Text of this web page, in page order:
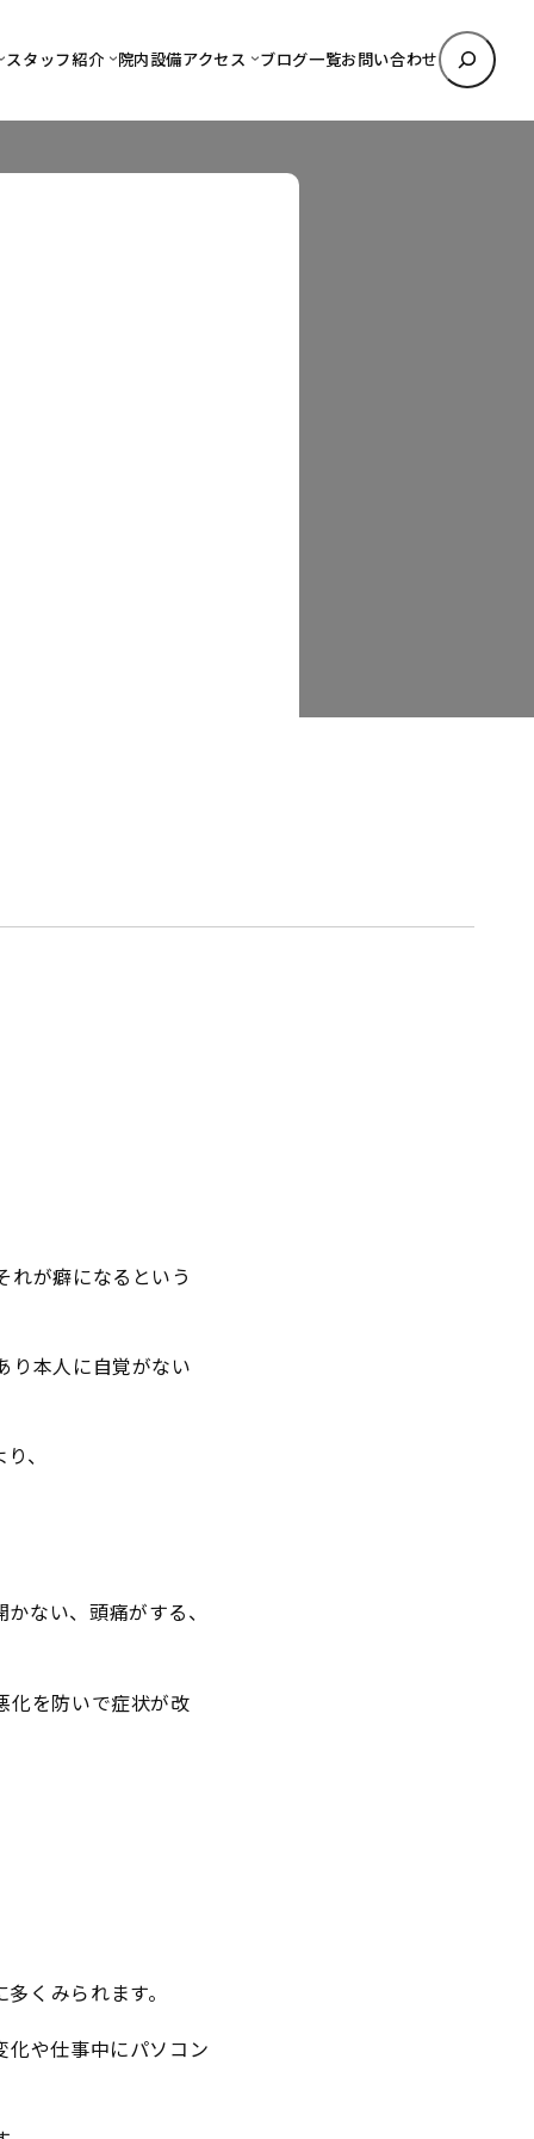
スタッフ紹介 院内設備アクセス ブログ一覧お問い合わせ
検
索
れが癖になるという
り本人に自覚がない
、
ない、頭痛がする、
化を防いで症状が改
くみられます。
化や仕事中にパソコン